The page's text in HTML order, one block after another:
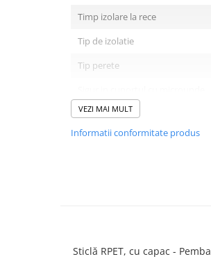
Sacose material reciclat
Sacose poliester
Accesorii de birou
Timp izolare la rece
Tip de izolatie
Tip perete
Sigur in mașina de spălat vase
Greutate produs
VEZI MAI MULT
Informatii conformitate produs
Sticlă RPET, cu capac - Pemba